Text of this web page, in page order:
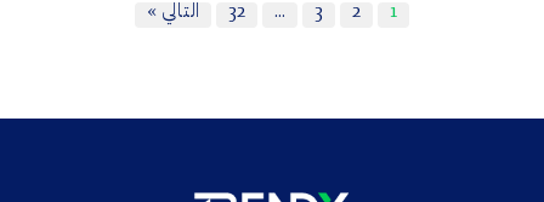
1
2
3
…
32 التالي »